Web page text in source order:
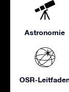
Astronomie
OSR-